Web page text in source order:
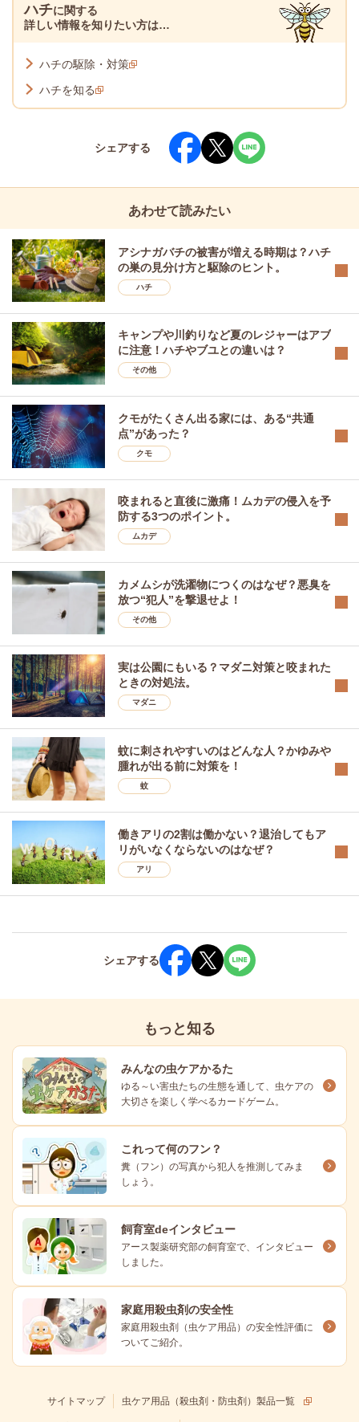
ハチに関する
詳しい情報を知りたい方は…
ハチの駆除・対策
ハチを知る
シェアする
あわせて読みたい
アシナガバチの被害が増える時期は？ハチ
の巣の見分け方と駆除のヒント。
ハチ
キャンプや川釣りなど夏のレジャーはアブ
に注意！ハチやブユとの違いは？
その他
クモがたくさん出る家には、ある“共通
点”があった？
クモ
咬まれると直後に激痛！ムカデの侵入を予
防する3つのポイント。
ムカデ
カメムシが洗濯物につくのはなぜ？悪臭を
放つ“犯人”を撃退せよ！
その他
実は公園にもいる？マダニ対策と咬まれた
ときの対処法。
マダニ
蚊に刺されやすいのはどんな人？かゆみや
腫れが出る前に対策を！
蚊
働きアリの2割は働かない？退治してもア
リがいなくならないのはなぜ？
アリ
シェアする
もっと知る
みんなの虫ケアかるた
ゆる～い害虫たちの生態を通して、虫ケアの
大切さを楽しく学べるカードゲーム。
これって何のフン？
糞（フン）の写真から犯人を推測してみま
しょう。
飼育室deインタビュー
アース製薬研究部の飼育室で、インタビュー
しました。
家庭用殺虫剤の安全性
家庭用殺虫剤（虫ケア用品）の安全性評価に
ついてご紹介。
サイトマップ 虫ケア用品（殺虫剤・防虫剤）製品一覧